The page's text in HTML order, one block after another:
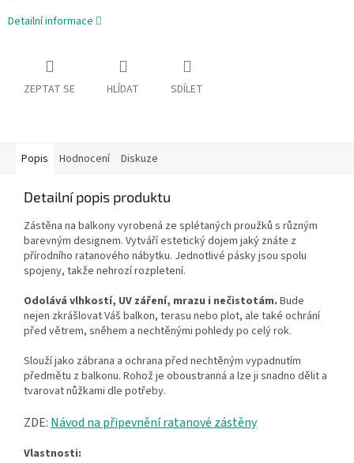
Detailní informace
ZEPTAT SE HLÍDAT SDÍLET
Popis Hodnocení Diskuze
Detailní popis produktu
Zástěna na balkony vyrobená ze splétaných proužků s různým
barevným designem. Vytváří estetický dojem jaký znáte z
přírodního ratanového nábytku. Jednotlivé pásky jsou spolu
spojeny, takže nehrozí rozpletení.
Odolává vlhkostí, UV záření, mrazu i nečistotám. Bude
nejen zkrášlovat Váš balkon, terasu nebo plot, ale také ochrání
před větrem, sněhem a nechtěnými pohledy po celý rok.
Slouží jako zábrana a ochrana před nechtěným vypadnutím
předmětu z balkonu. Rohož je oboustranná a lze ji snadno dělit a
tvarovat nůžkami dle potřeby.
ZDE:Návod na připevnění ratanové zástěny
Vlastnosti: